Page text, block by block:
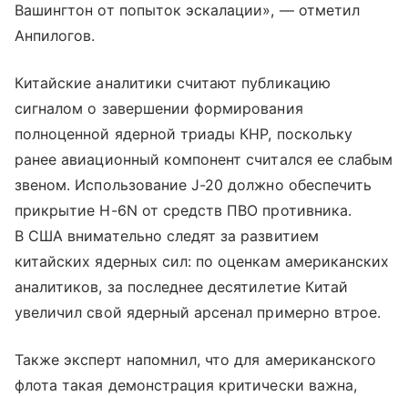
Вашингтон от попыток эскалации», — отметил
Анпилогов.
Китайские аналитики считают публикацию
сигналом о завершении формирования
полноценной ядерной триады КНР, поскольку
ранее авиационный компонент считался ее слабым
звеном. Использование J-20 должно обеспечить
прикрытие H-6N от средств ПВО противника.
В США внимательно следят за развитием
китайских ядерных сил: по оценкам американских
аналитиков, за последнее десятилетие Китай
увеличил свой ядерный арсенал примерно втрое.
Также эксперт напомнил, что для американского
флота такая демонстрация критически важна,